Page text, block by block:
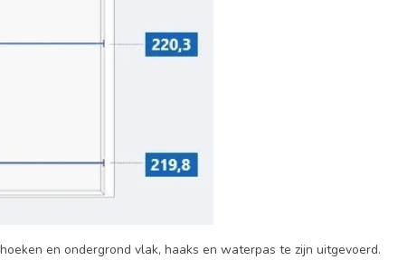
en ondergrond vlak, haaks en waterpas te zijn uitgevoerd.